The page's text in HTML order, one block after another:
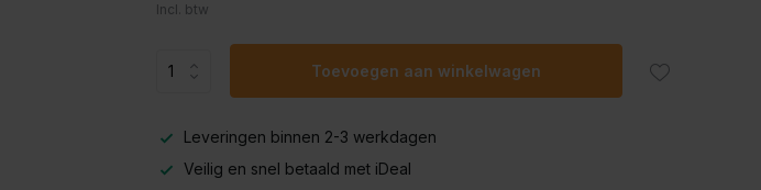
Incl. btw
Toevoegen aan winkelwagen
Leveringen binnen 2-3 werkdagen
Veilig en snel betaald met iDeal